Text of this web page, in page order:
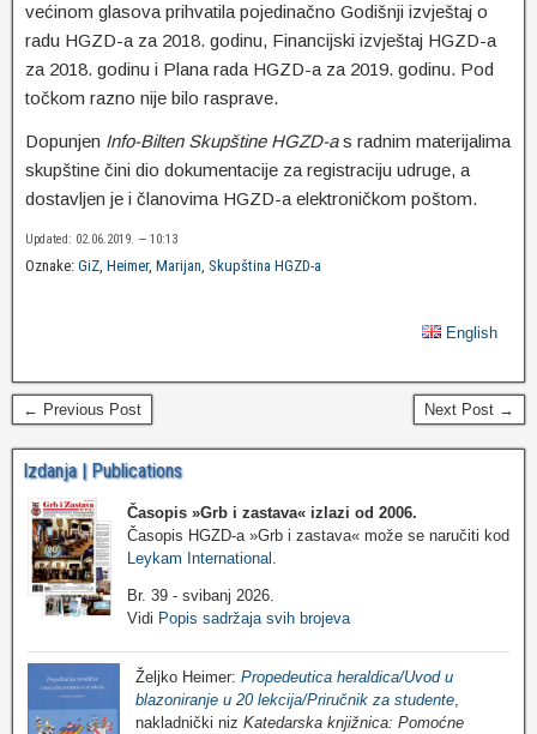
većinom glasova prihvatila pojedinačno Godišnji izvještaj o
radu HGZD-a za 2018. godinu, Financijski izvještaj HGZD-a
za 2018. godinu i Plana rada HGZD-a za 2019. godinu. Pod
točkom razno nije bilo rasprave.
Dopunjen Info-Bilten Skupštine HGZD-as radnim materijalima
skupštine čini dio dokumentacije za registraciju udruge, a
dostavljen je i članovima HGZD-a elektroničkom poštom.
Updated: 02.06.2019. — 10:13
Oznake: GiZ, Heimer, Marijan, Skupština HGZD-a
English
← Previous Post Next Post →
Izdanja | Publications
Časopis »Grb i zastava« izlazi od 2006.
Časopis HGZD-a »Grb i zastava« može se naručiti kod
Leykam International
Br. 39 - svibanj 2026.
Vidi Popis sadržaja svih brojeva
Željko Heimer: Propedeutica heraldica/Uvod u
blazoniranje u 20 lekcija/Priručnik za studente,
nakladnički niz Katedarska knjižnica: Pomoćne